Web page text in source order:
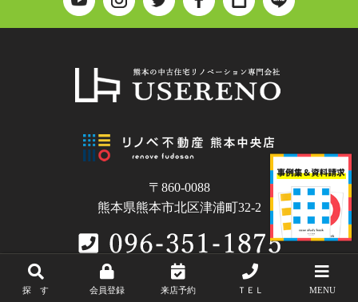
探 す 会員登録 来店予約 ＴＥＬ MENU
〒860-0088
熊本県熊本市北区津浦町32-2